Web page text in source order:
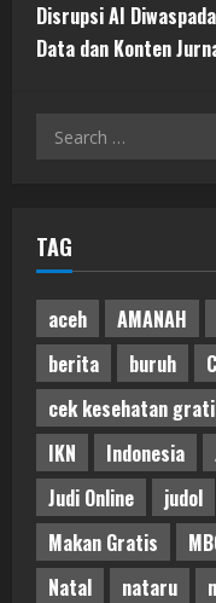
Disrupsi AI
Data dan Konten
Search
TAG
aceh AMANAH
berita
buruh
cek kesehatan
IKN
Indonesia
Judi Online
judol
Makan Gratis
Natal
nataru